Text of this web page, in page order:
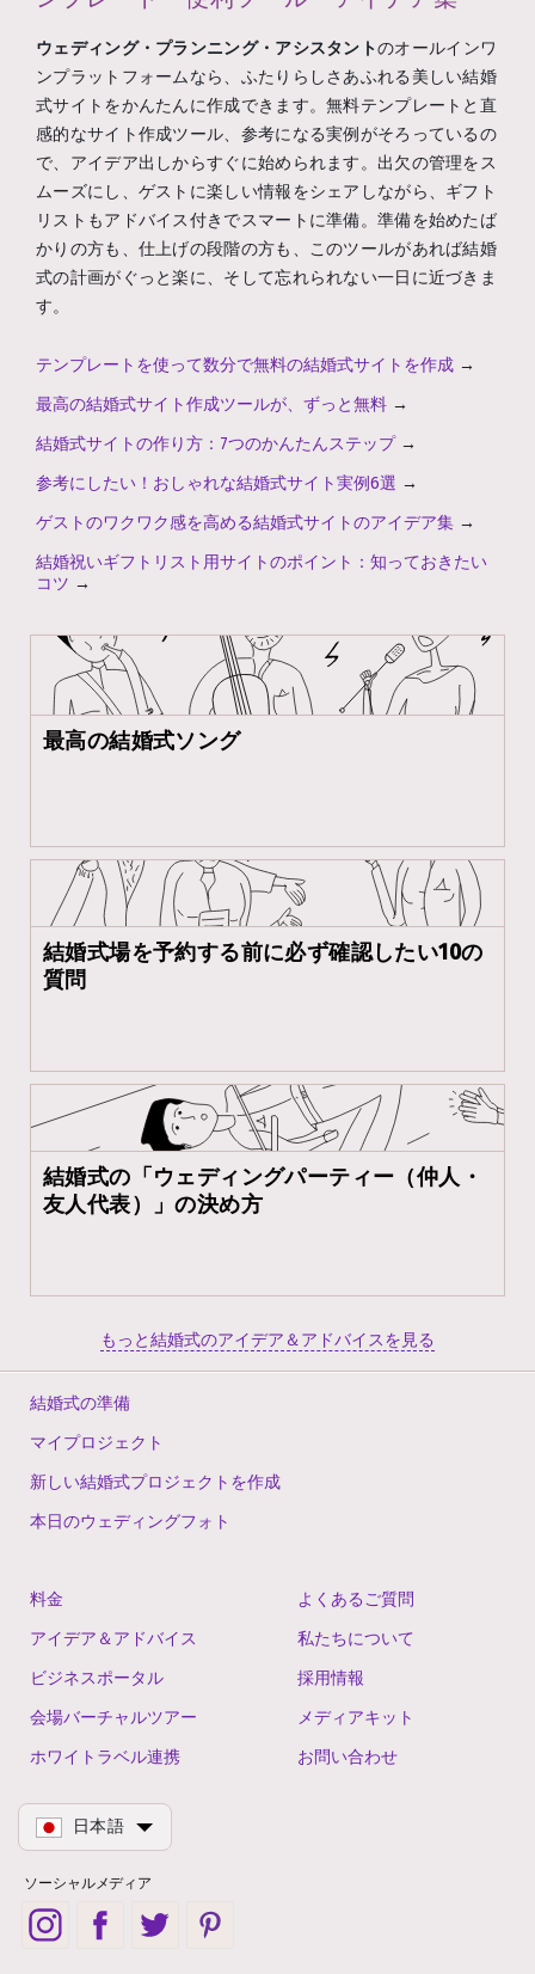
ウェディング・プランニング・アシスタントのオールインワ
ンプラットフォームなら、ふたりらしさあふれる美しい結婚
式サイトをかんたんに作成できます。無料テンプレートと直
感的なサイト作成ツール、参考になる実例がそろっているの
で、アイデア出しからすぐに始められます。出欠の管理をス
ムーズにし、ゲストに楽しい情報をシェアしながら、ギフト
リストもアドバイス付きでスマートに準備。準備を始めたば
かりの方も、仕上げの段階の方も、このツールがあれば結婚
式の計画がぐっと楽に、そして忘れられない一日に近づきま
す。
テンプレートを使って数分で無料の結婚式サイトを作成 →
最高の結婚式サイト作成ツールが、ずっと無料 →
結婚式サイトの作り方：7つのかんたんステップ→
参考にしたい！おしゃれな結婚式サイト実例6選 →
ゲストのワクワク感を高める結婚式サイトのアイデア集 →
結婚祝いギフトリスト用サイトのポイント：知っておきたい
コツ →
最高の結婚式ソング
結婚式場を予約する前に必ず確認したい10の
質問
結婚式の「ウェディングパーティー（仲人・
友人代表）」の決め方
もっと結婚式のアイデア＆アドバイスを見る
結婚式の準備
マイプロジェクト
新しい結婚式プロジェクトを作成
本日のウェディングフォト
料金
アイデア＆アドバイス
ビジネスポータル
会場バーチャルツアー
ホワイトラベル連携
よくあるご質問
私たちについて
採用情報
メディアキット
お問い合わせ
日本語
ソーシャルメディア